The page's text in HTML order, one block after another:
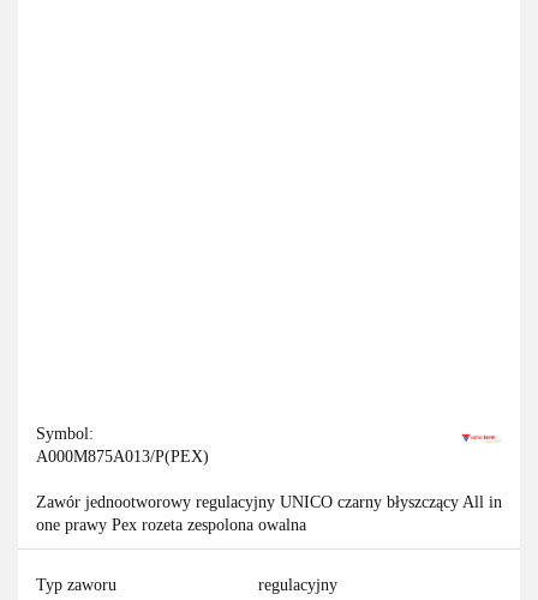
Symbol:
A000M875A013/P(PEX)
Zawór jednootworowy regulacyjny UNICO czarny błyszczący All in
one prawy Pex rozeta zespolona owalna
Typ zaworu regulacyjny